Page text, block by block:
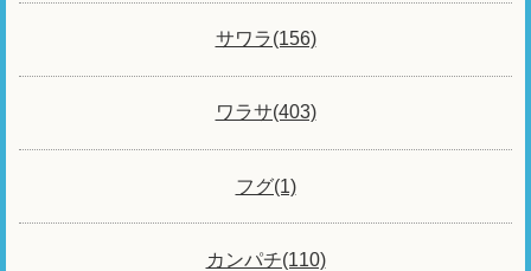
サワラ(156)
ワラサ(403)
フグ(1)
カンパチ(110)